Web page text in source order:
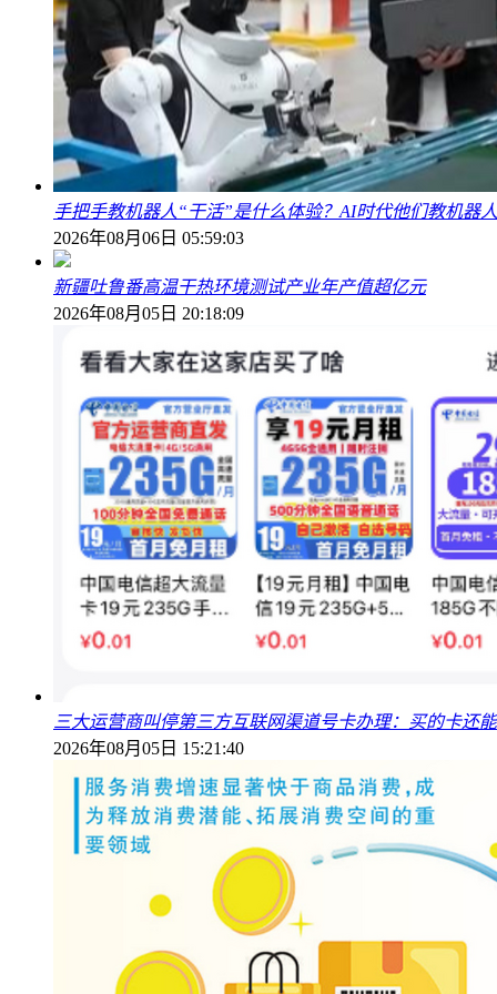
手把手教机器人“干活”是什么体验？AI时代他们教机器
2026年08月06日 05:59:03
新疆吐鲁番高温干热环境测试产业年产值超亿元
2026年08月05日 20:18:09
三大运营商叫停第三方互联网渠道号卡办理：买的卡还
2026年08月05日 15:21:40